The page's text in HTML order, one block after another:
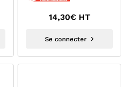
14,30€ HT
Se connecter